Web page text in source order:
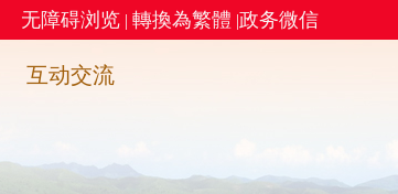
无障碍浏览 | 轉換為繁體 |政务微信
互动交流